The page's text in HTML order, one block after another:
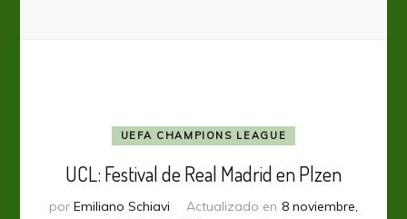
UEFA CHAMPIONS LEAGUE
UCL: Festival de Real Madrid en Plzen
por Emiliano Schiavi Actualizado en 8 noviembre,